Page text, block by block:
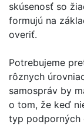
skúsenosť so
formujú na
overiť.
Potrebujeme
rôznych
samospráv by
o tom, že keď
typ podporných